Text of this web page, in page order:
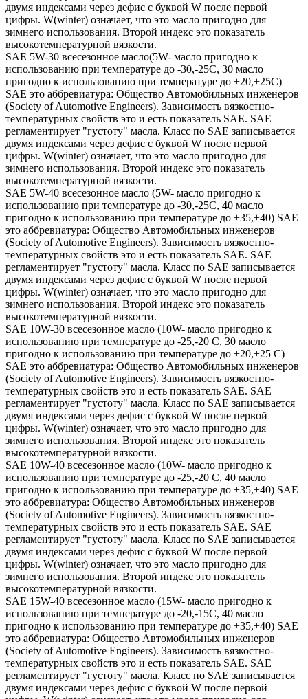
двумя индексами через дефис с буквой W после первой
цифры. W(winter) означает, что это масло пригодно для
зимнего использования. Второй индекс это показатель
высокотемпературной вязкости.
SAE 5W-30 всесезонное масло(5W- масло пригодно к
использованию при температуре до -30,-25С, 30 масло
пригодно к использованию при температуре до +20,+25С)
SAE это аббревиатура: Общество Автомобильных инженеров
(Society of Automotive Engineers). Зависимость вязкостно-
температурных свойств это и есть показатель SAE. SAE
регламентирует "густоту" масла. Класс по SAE записывается
двумя индексами через дефис с буквой W после первой
цифры. W(winter) означает, что это масло пригодно для
зимнего использования. Второй индекс это показатель
высокотемпературной вязкости.
SAE 5W-40 всесезонное масло (5W- масло пригодно к
использованию при температуре до -30,-25С, 40 масло
пригодно к использованию при температуре до +35,+40) SAE
это аббревиатура: Общество Автомобильных инженеров
(Society of Automotive Engineers). Зависимость вязкостно-
температурных свойств это и есть показатель SAE. SAE
регламентирует "густоту" масла. Класс по SAE записывается
двумя индексами через дефис с буквой W после первой
цифры. W(winter) означает, что это масло пригодно для
зимнего использования. Второй индекс это показатель
высокотемпературной вязкости.
SAE 10W-30 всесезонное масло (10W- масло пригодно к
использованию при температуре до -25,-20 С, 30 масло
пригодно к использованию при температуре до +20,+25 С)
SAE это аббревиатура: Общество Автомобильных инженеров
(Society of Automotive Engineers). Зависимость вязкостно-
температурных свойств это и есть показатель SAE. SAE
регламентирует "густоту" масла. Класс по SAE записывается
двумя индексами через дефис с буквой W после первой
цифры. W(winter) означает, что это масло пригодно для
зимнего использования. Второй индекс это показатель
высокотемпературной вязкости.
SAE 10W-40 всесезонное масло (10W- масло пригодно к
использованию при температуре до -25,-20 С, 40 масло
пригодно к использованию при температуре до +35,+40) SAE
это аббревиатура: Общество Автомобильных инженеров
(Society of Automotive Engineers). Зависимость вязкостно-
температурных свойств это и есть показатель SAE. SAE
регламентирует "густоту" масла. Класс по SAE записывается
двумя индексами через дефис с буквой W после первой
цифры. W(winter) означает, что это масло пригодно для
зимнего использования. Второй индекс это показатель
высокотемпературной вязкости.
SAE 15W-40 всесезонное масло (15W- масло пригодно к
использованию при температуре до -20,-15С, 40 масло
пригодно к использованию при температуре до +35,+40) SAE
это аббревиатура: Общество Автомобильных инженеров
(Society of Automotive Engineers). Зависимость вязкостно-
температурных свойств это и есть показатель SAE. SAE
регламентирует "густоту" масла. Класс по SAE записывается
двумя индексами через дефис с буквой W после первой